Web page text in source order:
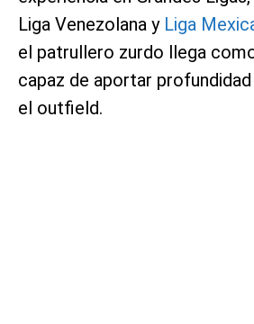
Liga Venezolana y Liga
el patrullero zurdo llega
capaz de aportar
el outfield.